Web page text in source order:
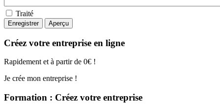
Traité
Créez votre entreprise en ligne
Rapidement et à partir de 0€ !
Je crée mon entreprise !
Formation : Créez votre entreprise